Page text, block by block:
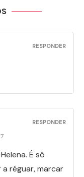
RESPONDER
É só
a réguar, marcar
RESPONDER